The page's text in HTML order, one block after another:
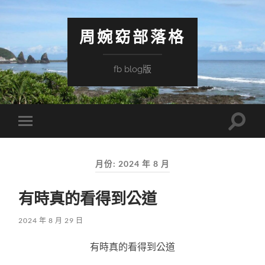
周婉窈部落格
fb blog版
Toggle
mobile
Toggle
月份: 2024 年 8 月
有時真的看得到公道
2024 年 8 月 29 日
有時真的看得到公道